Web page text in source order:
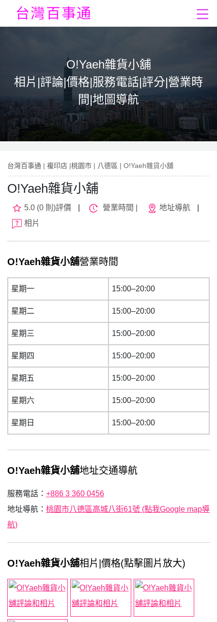
O!Yaeh雜貨小舖
相片|評論|價格|服務電話|評分|營業時
間|地圖導航
台灣百事通 | 複印店 |桃園市 | 八德區 | O!Yaeh雜貨小舖
O!Yaeh雜貨小舖
5.0 (0 則)評價 營業時間 | 地址導航
相片
O!Yaeh雜貨小舖營業時間
星期一 15:00–20:00
星期二 15:00–20:00
星期三 15:00–20:00
星期四 15:00–20:00
星期五 15:00–20:00
星期六 15:00–20:00
星期日 15:00–20:00
O!Yaeh雜貨小舖地址交通導航
服務電話： +886 3 360 0456
地址導航： 桃園市八德區高城八街61號 (點我Google map導
航)
O!Yaeh雜貨小舖相片|價格(點擊圖片放大)